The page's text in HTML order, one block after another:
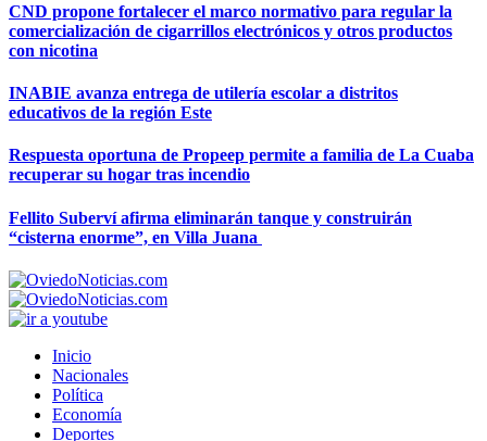
CND propone fortalecer el marco normativo para regular la
comercialización de cigarrillos electrónicos y otros productos
con nicotina
INABIE avanza entrega de utilería escolar a distritos
educativos de la región Este
Respuesta oportuna de Propeep permite a familia de La Cuaba
recuperar su hogar tras incendio
Fellito Suberví afirma eliminarán tanque y construirán
“cisterna enorme”, en Villa Juana
Inicio
Nacionales
Política
Economía
Deportes